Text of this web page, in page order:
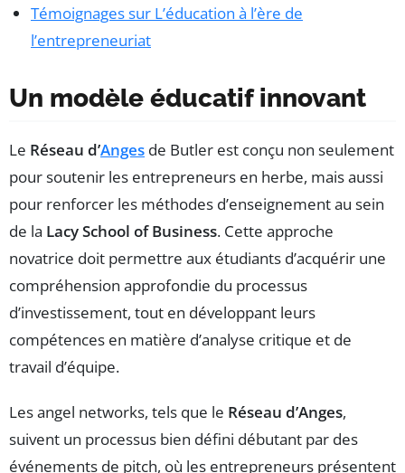
Témoignages sur L’éducation à l’ère de
l’entrepreneuriat
Un modèle éducatif innovant
Le Réseau d’Anges de Butler est conçu non seulement
pour soutenir les entrepreneurs en herbe, mais aussi
pour renforcer les méthodes d’enseignement au sein
de la Lacy School of Business. Cette approche
novatrice doit permettre aux étudiants d’acquérir une
compréhension approfondie du processus
d’investissement, tout en développant leurs
compétences en matière d’analyse critique et de
travail d’équipe.
Les angel networks, tels que le Réseau d’Anges,
suivent un processus bien défini débutant par des
événements de pitch, où les entrepreneurs présentent